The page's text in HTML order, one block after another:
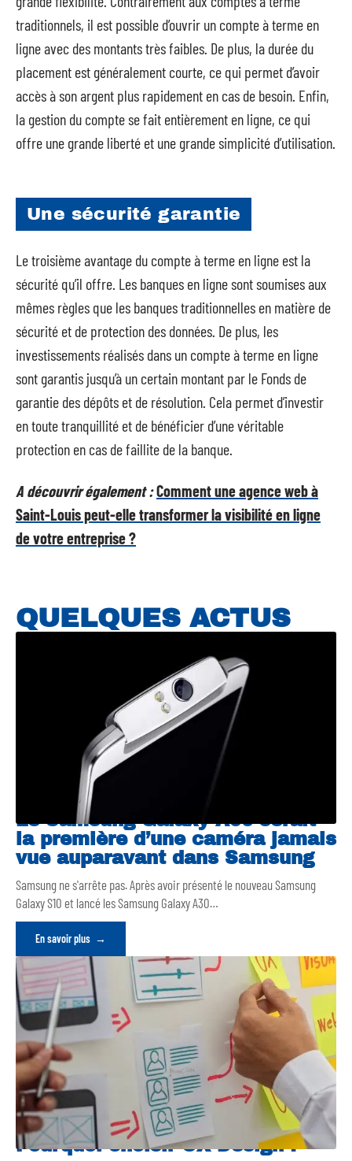
traditionnels, il est possible d’ouvrir un compte à terme en
ligne avec des montants très faibles. De plus, la durée du
placement est généralement courte, ce qui permet d’avoir
accès à son argent plus rapidement en cas de besoin. Enfin,
la gestion du compte se fait entièrement en ligne, ce qui
offre une grande liberté et une grande simplicité d’utilisation.
Une sécurité garantie
Le troisième avantage du compte à terme en ligne est la
sécurité qu’il offre. Les banques en ligne sont soumises aux
mêmes règles que les banques traditionnelles en matière de
sécurité et de protection des données. De plus, les
investissements réalisés dans un compte à terme en ligne
sont garantis jusqu’à un certain montant par le Fonds de
garantie des dépôts et de résolution. Cela permet d’investir
en toute tranquillité et de bénéficier d’une véritable
protection en cas de faillite de la banque.
A découvrir également :Comment une agence web à
Saint-Louis peut-elle transformer la visibilité en ligne
de votre entreprise ?
QUELQUES ACTUS
Le Samsung Galaxy A90 serait
la première d’une caméra jamais
vue auparavant dans Samsung
Samsung ne s'arrête pas. Après avoir présenté le nouveau Samsung
Galaxy S10 et lancé les Samsung Galaxy A30…
En savoir plus
Pourquoi choisir UX Design ?